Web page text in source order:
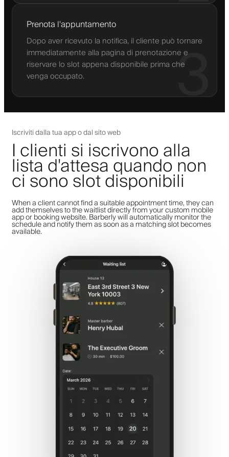
3
Prenota l'appuntamento
Dopo aver ricevuto la notifica, il cliente può tornare
immediatamente alla pagina di prenotazione e
riservare lo slot appena disponibile prima che
venga occupato.
Iscriviti dalla tua app o dal sito web
I clienti si iscrivono alla
lista d'attesa quando non
ci sono slot disponibili
When a client cannot find a suitable appointment time, they can
add themselves to the waitlist directly from your custom mobile
app or booking website. Barberly will automatically monitor the
schedule and notify them as soon as a matching slot becomes
available.